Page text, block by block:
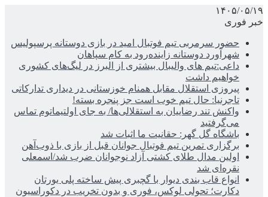
۱۴۰۵/۰۵/۱۹
خبر فوری
حضور سرمربی تیم فوتبال امید در بازی دوستانه پرسپولیس
شهرآورد دوستانه زاینده‌رود به کام سپاهان
داعی:تیم های والیبال بیشتری از البرز در لیگ‌های کشوری
خواهیم داشت
پیروزی استقلال مقابل همنام خوزستانی در دیداری تدارکاتی
تاجرنیا: حال تیم خوب است جز پنجره بسته!
واکنش تند رضاییان به استقلالی‌ها/ به جای اولتیماتوم تماس
می‌گرفتید
باشگاه گل گهر: حقانیت ما اثبات شد
برگزاری تمرین تیم فوتبال جوانان قبل از بازی با ذوب‌آهن
اولین مدال طلای کشتی آزاد نوجوانان ضرب شد/اسمعلی
نقره‌ای شد
انواع قاب بندی دیوار با گچبری پیش ساخته پلی یورتان
دکارت؛ تحولی لوکس، فوری و بدون تخریب در دکوراسیون